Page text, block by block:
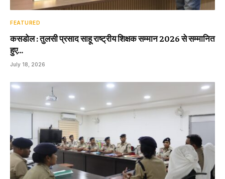
FEATURED
कसडोल : तुलसी प्रसाद साहू राष्ट्रीय शिक्षक सम्मान 2026 से सम्मानित
हुए…
July 18, 2026